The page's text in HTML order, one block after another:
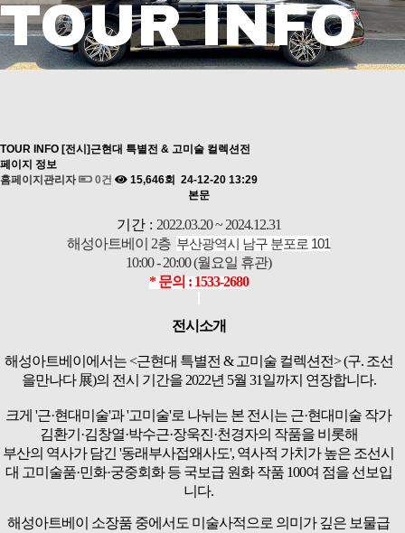
TOUR INFO
TOUR INFO [전시]근현대 특별전 & 고미술 컬렉션전
페이지 정보
홈페이지관리자
0건 15,646회
24-12-20 13:29
본문
기간 : 2022.03.20 ~ 2024.12.31
해성아트베이 2층 부산광역시 남구 분포로 101
10:00 - 20:00 (월요일 휴관)
* 문의 : 1533-2680
전시소개
해성아트베이에서는 <근현대 특별전 & 고미술 컬렉션전> (구. 조선
을만나다 展)의 전시 기간을 2022년 5월 31일까지 연장합니다.
크게 '근·현대미술'과 '고미술'로 나뉘는 본 전시는 근·현대미술 작가
김환기·김창열·박수근·장욱진·천경자의 작품을 비롯해
부산의 역사가 담긴 '동래부사접왜사도', 역사적 가치가 높은 조선시
대 고미술품·민화·궁중회화 등 국보급 원화 작품 100여 점을 선보입
니다.
해성아트베이 소장품 중에서도 미술사적으로 의미가 깊은 보물급